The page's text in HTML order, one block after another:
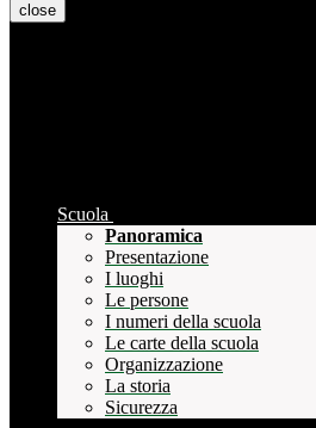
close
Scuola
Panoramica
Presentazione
I luoghi
Le persone
I numeri della scuola
Le carte della scuola
Organizzazione
La storia
Sicurezza